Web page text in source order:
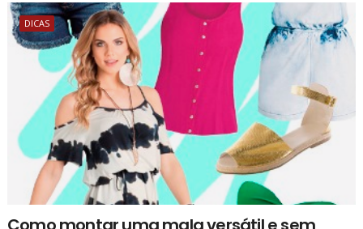
DICAS